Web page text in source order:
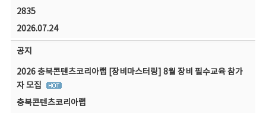
2835
2026.07.24
공지
2026 충북콘텐츠코리아랩 [장비마스터링] 8월 장비 필수교육 참가
자 모집
충북콘텐츠코리아랩